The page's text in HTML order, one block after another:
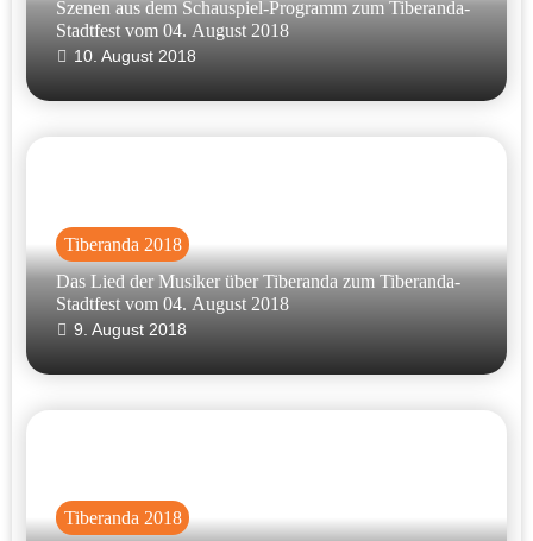
Szenen aus dem Schauspiel-Programm zum Tiberanda-
Stadtfest vom 04. August 2018
10. August 2018
Tiberanda 2018
Das Lied der Musiker über Tiberanda zum Tiberanda-
Stadtfest vom 04. August 2018
9. August 2018
Tiberanda 2018